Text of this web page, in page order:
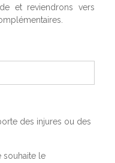
et reviendrons vers
des injures ou des
souhaite le